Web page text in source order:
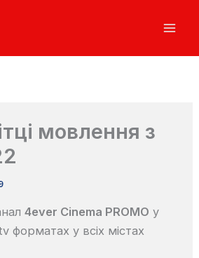
мовлення з
4ever Cinema PROMO у
форматах у всіх містах